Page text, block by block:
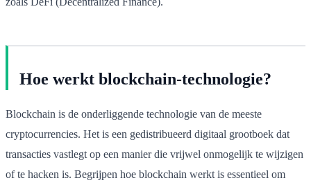
Hoe werkt blockchain-technologie?
Blockchain is de onderliggende technologie van de meeste
cryptocurrencies. Het is een gedistribueerd digitaal grootboek dat
transacties vastlegt op een manier die vrijwel onmogelijk te wijzigen
of te hacken is. Begrijpen hoe blockchain werkt is essentieel om